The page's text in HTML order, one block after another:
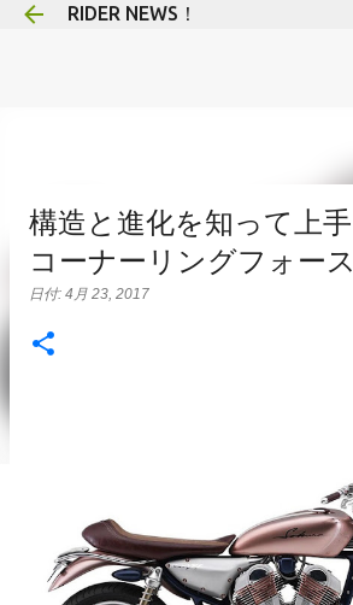
RIDER NEWS！
構造と進化を知って上
コーナーリングフォー
日付: 4月 23, 2017